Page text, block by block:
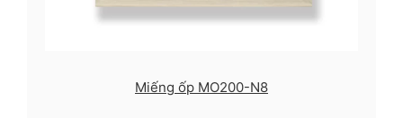
Miếng ốp MO200-N8